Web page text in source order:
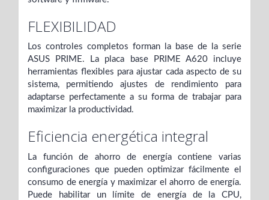
FLEXIBILIDAD
Los controles completos forman la base de la serie
ASUS PRIME. La placa base PRIME A620 incluye
herramientas flexibles para ajustar cada aspecto de su
sistema, permitiendo ajustes de rendimiento para
adaptarse perfectamente a su forma de trabajar para
maximizar la productividad.
Eficiencia energética integral
La función de ahorro de energía contiene varias
configuraciones que pueden optimizar fácilmente el
consumo de energía y maximizar el ahorro de energía.
Puede habilitar un límite de energía de la CPU,